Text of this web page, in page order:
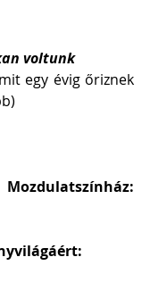
voltunk
egy évig őriznek